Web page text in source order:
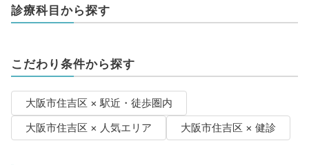
診療科目から探す
こだわり条件から探す
大阪市住吉区 × 駅近・徒歩圏内
大阪市住吉区 × 人気エリア
大阪市住吉区 × 健診